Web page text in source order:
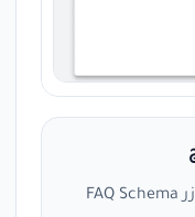
من صفحة سيو المنتجات اضغط زر FAQ Schema